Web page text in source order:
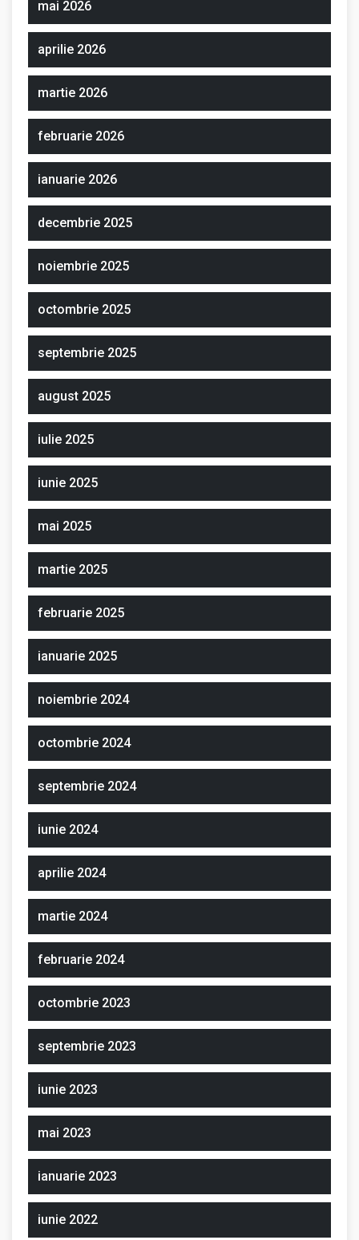
mai 2026
aprilie 2026
martie 2026
februarie 2026
ianuarie 2026
decembrie 2025
noiembrie 2025
octombrie 2025
septembrie 2025
august 2025
iulie 2025
iunie 2025
mai 2025
martie 2025
februarie 2025
ianuarie 2025
noiembrie 2024
octombrie 2024
septembrie 2024
iunie 2024
aprilie 2024
martie 2024
februarie 2024
octombrie 2023
septembrie 2023
iunie 2023
mai 2023
ianuarie 2023
iunie 2022